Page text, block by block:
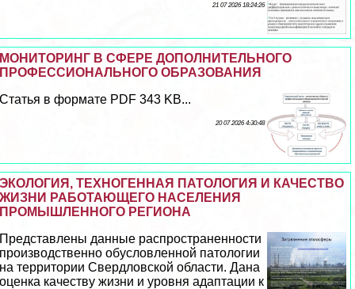
21 07 2026 18:24:26
МОНИТОРИНГ В СФЕРЕ ДОПОЛНИТЕЛЬНОГО
ПРОФЕССИОНАЛЬНОГО ОБРАЗОВАНИЯ
Статья в формате PDF 343 KB...
20 07 2026 4:30:48
ЭКОЛОГИЯ, ТЕХНОГЕННАЯ ПАТОЛОГИЯ И КАЧЕСТВО
ЖИЗНИ РАБОТАЮЩЕГО НАСЕЛЕНИЯ
ПРОМЫШЛЕННОГО РЕГИОНА
Представлены данные распространенности
производственно обусловленной патологии
на территории Свердловской области. Дана
оценка качеству жизни и уровня адаптации к